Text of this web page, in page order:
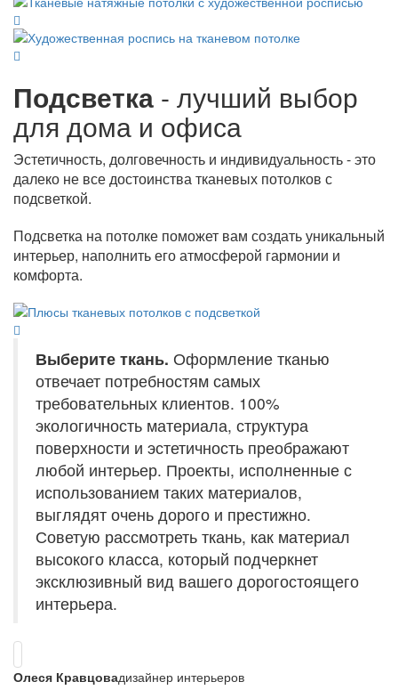
Подсветка - лучший выбор
для дома и офиса
Эстетичность, долговечность и индивидуальность - это
далеко не все достоинства тканевых потолков с
подсветкой.
Подсветка на потолке поможет вам создать уникальный
интерьер, наполнить его атмосферой гармонии и
комфорта.
Выберите ткань. Оформление тканью
отвечает потребностям самых
требовательных клиентов. 100%
экологичность материала, структура
поверхности и эстетичность преображают
любой интерьер. Проекты, исполненные с
использованием таких материалов,
выглядят очень дорого и престижно.
Советую рассмотреть ткань, как материал
высокого класса, который подчеркнет
эксклюзивный вид вашего дорогостоящего
интерьера.
Олеся Кравцовадизайнер интерьеров